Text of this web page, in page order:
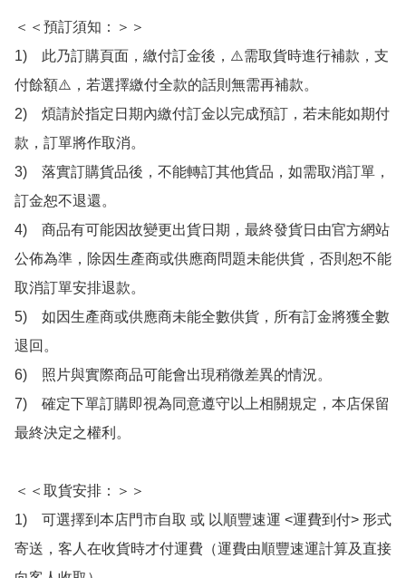
＜＜預訂須知：＞＞
1)　此乃訂購頁面，繳付訂金後，⚠️需取貨時進行補款，支
付餘額⚠️，若選擇繳付全款的話則無需再補款。
2)　煩請於指定日期內繳付訂金以完成預訂，若未能如期付
款，訂單將作取消。
3)　落實訂購貨品後，不能轉訂其他貨品，如需取消訂單，
訂金恕不退還。
4)　商品有可能因故變更出貨日期，最終發貨日由官方網站
公佈為準，除因生產商或供應商問題未能供貨，否則恕不能
取消訂單安排退款。
5)　如因生產商或供應商未能全數供貨，所有訂金將獲全數
退回。
6)　照片與實際商品可能會出現稍微差異的情況。
7)　確定下單訂購即視為同意遵守以上相關規定，本店保留
最終決定之權利。
＜＜取貨安排：＞＞
1)　可選擇到本店門市自取 或 以順豐速運 <運費到付> 形式
寄送，客人在收貨時才付運費（運費由順豐速運計算及直接